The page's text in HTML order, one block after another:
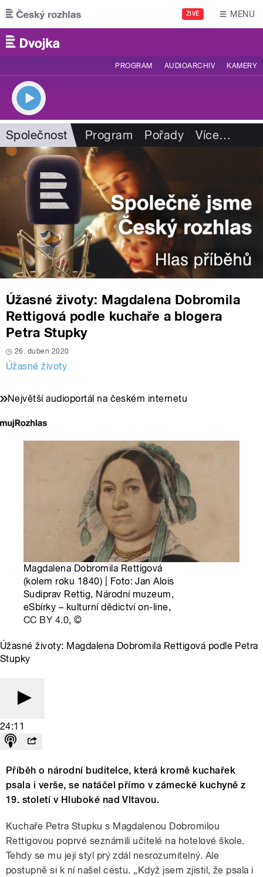
Přejít k hlavnímu obsahu
ŽIVĚ MENU
PROGRAM AUDIOARCHIV KAMERY
Společnost Program Pořady Více…
Úžasné životy: Magdalena Dobromila
Rettigová podle kuchaře a blogera
Petra Stupky
26. duben 2020
Úžasné životy
Největší audioportál na českém internetu
Magdalena Dobromila Rettigová
(kolem roku 1840) | Foto: Jan Alois
Sudiprav Rettig, Národní muzeum,
eSbírky – kulturní dědictví on-line,
CC BY 4.0,©
Úžasné životy: Magdalena Dobromila Rettigová podle Petra
Stupky
24:11
Příběh o národní buditelce, která kromě kuchařek
psala i verše, se natáčel přímo v zámecké kuchyně z
19. století v Hluboké nad Vltavou.
Kuchaře Petra Stupku s Magdalenou Dobromilou
Rettigovou poprvé seznámili učitelé na hotelové škole.
Tehdy se mu její styl prý zdál nesrozumitelný. Ale
postupně si k ní našel cestu. „Když jsem zjistil, že psala i